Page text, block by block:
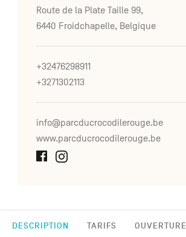
DESCRIPTION TARIFS OUVERTURE
Route de la Plate Taille 99,
6440 Froidchapelle, Belgique
+32476298911
+3271302113
info@parcducrocodilerouge.be
www.parcducrocodilerouge.be